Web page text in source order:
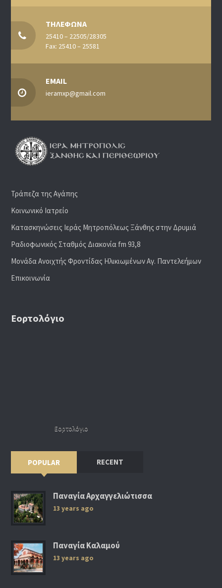
ΤΗΛΕΦΩΝΑ
25410 – 22505/28305
Fax: 25410 – 25581
EMAIL
ieramxp@gmail.com
Τράπεζα της Αγάπης
Κοινωνικό Ιατρείο
Κατασκηνώσεις Ιεράς Μητροπόλεως Ξάνθης στην Δρυμιά
Ραδιoφωνικός Σταθμός Διακονία fm 93,8
Μονάδα Ανοιχτής Φροντίδας Ηλικιωμένων Αγ. Παντελεήμων
Επικοινωνία
Εορτολόγιο
Εορτολόγιο
POPULAR RECENT
Παναγία Αρχαγγελιώτισσα
13 years ago
Παναγία Καλαμού
13 years ago